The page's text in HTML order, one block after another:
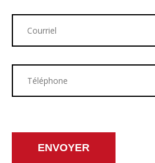
ENVOYER